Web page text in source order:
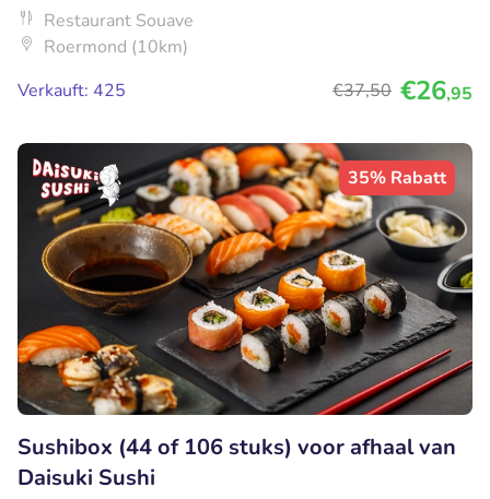
Restaurant Souave
Roermond (10km)
Verkauft: 425
€37,50 €26,95
35% Rabatt
Sushibox (44 of 106 stuks) voor afhaal van
Daisuki Sushi